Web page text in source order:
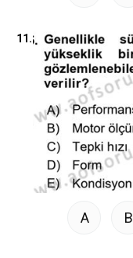
11.
A B